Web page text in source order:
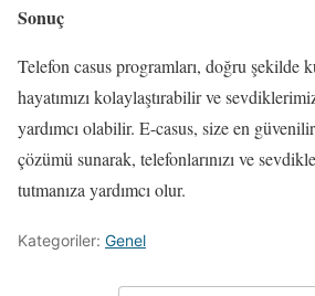
Sonuç
Telefon casus programları, doğru şekilde
hayatımızı kolaylaştırabilir ve
yardımcı olabilir. E-casus, size en
çözümü sunarak, telefonlarınızı ve
tutmanıza yardımcı olur.
Kategoriler: Genel